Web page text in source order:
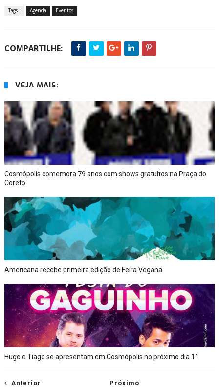
Tags : Agenda Eventos
COMPARTILHE:
VEJA MAIS:
Cosmópolis comemora 79 anos com shows gratuitos na Praça do
Coreto
Americana recebe primeira edição de Feira Vegana
Hugo e Tiago se apresentam em Cosmópolis no próximo dia 11
Próximo
Anterior